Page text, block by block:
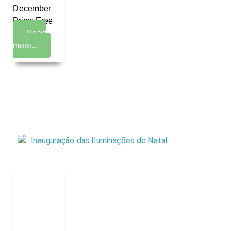
December
Price: Free
Read
more...